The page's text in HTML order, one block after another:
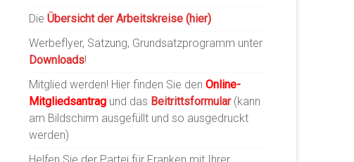
DieÜbersicht der Arbeitskreise (hier)
Werbeflyer, Satzung, Grundsatzprogramm unter
Downloads!
Mitglied werden! Hier finden Sie denOnline-
Mitgliedsantrag und das Beitrittsformular(kann
am Bildschirm ausgefüllt und so ausgedruckt
werden)